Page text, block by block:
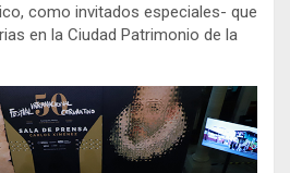
como invitados especiales- que
en la Ciudad Patrimonio de la